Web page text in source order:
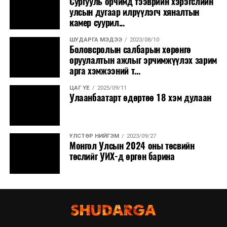
улсын дугаар илрүүлэгч хяналтын
камер суурил...
ШУДАРГА МЭДЭЭ 2023/08/10
Боловсролын салбарын хөрөнгө
оруулалтын ажлыг эрчимжүүлэх зарим
арга хэмжээний т...
ЦАГ ҮЕ 2025/09/11
Улаанбаатарт өдөртөө 18 хэм дулаан
УЛСТӨР НИЙГЭМ 2023/09/27
Монгол Улсын 2024 оны төсвийн
төслийг УИХ-д өргөн барина